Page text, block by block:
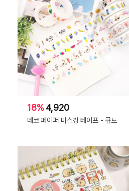
18%4,920
데코 페이퍼 마스킹 테이프 - 큐트